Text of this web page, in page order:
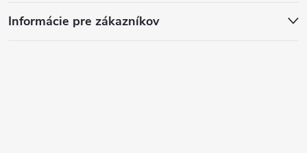
Informácie pre zákazníkov